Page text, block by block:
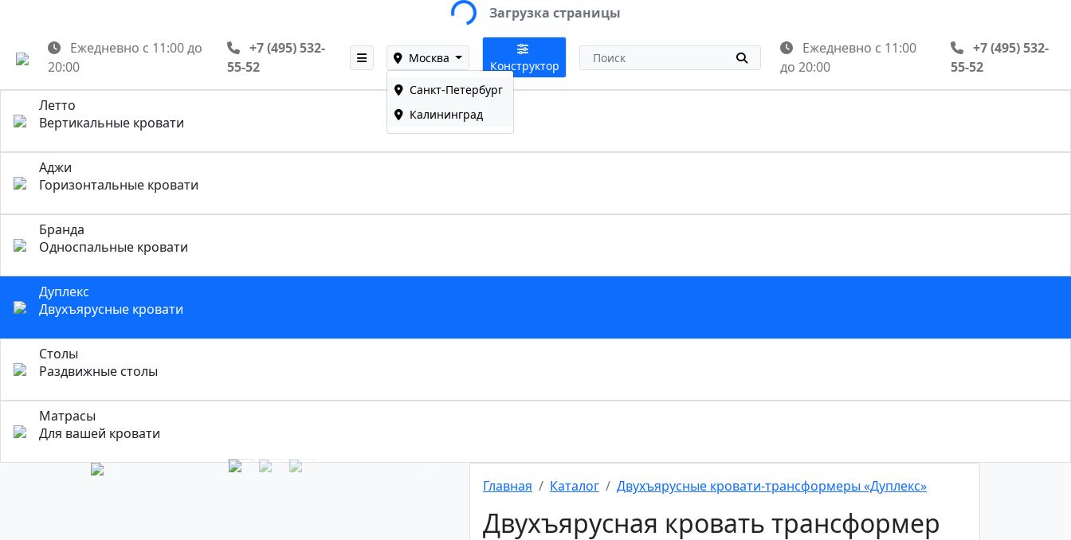
Loading...Загрузка страницы
Ежедневно с 11:00 до
20:00
+7 (495) 532-
55-52
Москва
Санкт-Петербург
Калининград
Конструктор
Ежедневно с 11:00
до 20:00
+7 (495) 532-
55-52
Летто
Вертикальные кровати
Аджи
Горизонтальные кровати
Бранда
Односпальные кровати
Дуплекс
Двухъярусные кровати
Столы
Раздвижные столы
Матрасы
Для вашей кровати
Главная Каталог Двухъярусные кровати-трансформеры «Дуплекс»
Двухъярусная кровать трансформер